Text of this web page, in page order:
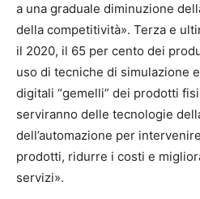
a una graduale diminuzione
della competitività». Terza e
il 2020, il 65 per cento dei
uso di tecniche di simulazione
digitali “gemelli” dei prodotti
serviranno delle tecnologie
dell’automazione per
prodotti, ridurre i costi e
servizi».